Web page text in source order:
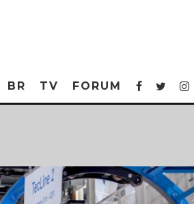
BR TV FORUM